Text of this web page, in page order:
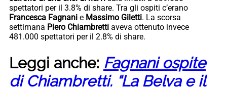
spettatori per il 3.8% di share. Tra gli ospiti c’erano
Francesca Fagnani e Massimo Giletti. La scorsa
settimana Piero Chiambretti aveva ottenuto invece
481.000 spettatori per il 2.8% di share.
Leggi anche: Fagnani ospite
di Chiambretti. “La Belva e il